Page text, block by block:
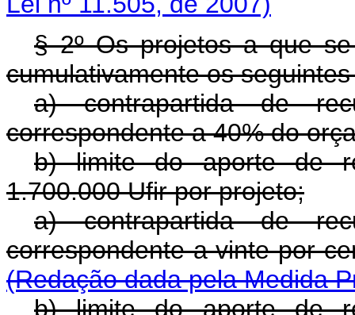
§ 2º Os projetos a que
cumulativamente os
a) contrapartida de
correspondente a 40% do
b) limite do aporte de
1.700.000 Ufir por projeto;
a) contrapartida de
correspondente a vinte
(Redação dada pela Medida
b) limite do aporte de